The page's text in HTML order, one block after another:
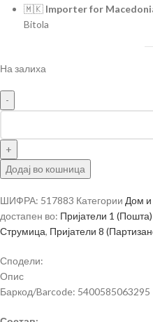
🇲🇰 Importer for
Bitola
На залиха
Додај во кошница
ШИФРА: 517883 Категории Дом и
достапен во: Пријатели 1
Струмица, Пријатели 8
Сподели:
Опис
Баркод/Barcode: 5400585063295